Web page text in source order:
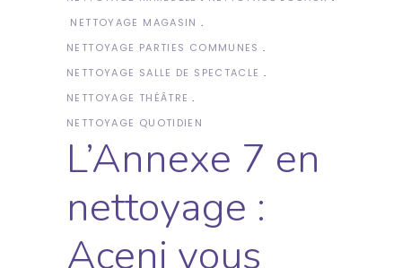
NETTOYAGE MAGASIN
NETTOYAGE PARTIES COMMUNES
NETTOYAGE SALLE DE SPECTACLE
NETTOYAGE THÉÂTRE
NETTOYAGE QUOTIDIEN
L’Annexe 7 en
nettoyage :
Aceni vous